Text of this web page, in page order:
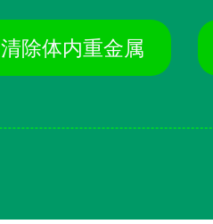
清除体内重金属